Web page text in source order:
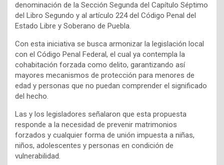
denominación de la Sección Segunda del Capítulo Séptimo
del Libro Segundo y al artículo 224 del Código Penal del
Estado Libre y Soberano de Puebla.
Con esta iniciativa se busca armonizar la legislación local
con el Código Penal Federal, el cual ya contempla la
cohabitación forzada como delito, garantizando así
mayores mecanismos de protección para menores de
edad y personas que no puedan comprender el significado
del hecho.
Las y los legisladores señalaron que esta propuesta
responde a la necesidad de prevenir matrimonios
forzados y cualquier forma de unión impuesta a niñas,
niños, adolescentes y personas en condición de
vulnerabilidad.